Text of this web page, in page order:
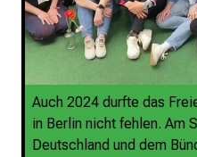
Auch 2024 durfte das
in Berlin nicht fehlen. Am
Deutschland und dem